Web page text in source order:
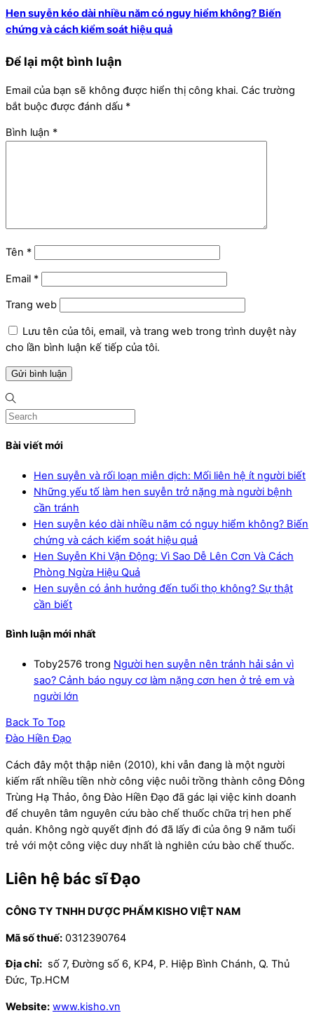
Hen suyễn kéo dài nhiều năm có nguy hiểm không? Biến
chứng và cách kiểm soát hiệu quả
Để lại một bình luận
Email của bạn sẽ không được hiển thị công khai. Các trường
bắt buộc được đánh dấu *
Bình luận *
Tên *
Email *
Trang web
Lưu tên của tôi, email, và trang web trong trình duyệt này
cho lần bình luận kế tiếp của tôi.
Bài viết mới
Hen suyễn và rối loạn miễn dịch: Mối liên hệ ít người biết
Những yếu tố làm hen suyễn trở nặng mà người bệnh
cần tránh
Hen suyễn kéo dài nhiều năm có nguy hiểm không? Biến
chứng và cách kiểm soát hiệu quả
Hen Suyễn Khi Vận Động: Vì Sao Dễ Lên Cơn Và Cách
Phòng Ngừa Hiệu Quả
Hen suyễn có ảnh hưởng đến tuổi thọ không? Sự thật
cần biết
Bình luận mới nhất
Toby2576 trong Người hen suyễn nên tránh hải sản vì
sao? Cảnh báo nguy cơ làm nặng cơn hen ở trẻ em và
người lớn
Back To Top
Đào Hiền Đạo
Cách đây một thập niên (2010), khi vẫn đang là một người
kiếm rất nhiều tiền nhờ công việc nuôi trồng thành công Đông
Trùng Hạ Thảo, ông Đào Hiền Đạo đã gác lại việc kinh doanh
để chuyên tâm nguyên cứu bào chế thuốc chữa trị hen phế
quản. Không ngờ quyết định đó đã lấy đi của ông 9 năm tuổi
trẻ với một công việc duy nhất là nghiên cứu bào chế thuốc.
Liên hệ bác sĩ Đạo
CÔNG TY TNHH DƯỢC PHẨM KISHO VIỆT NAM
Mã số thuế: 0312390764
Địa chỉ: số 7, Đường số 6, KP4, P. Hiệp Bình Chánh, Q. Thủ
Đức, Tp.HCM
Website: www.kisho.vn